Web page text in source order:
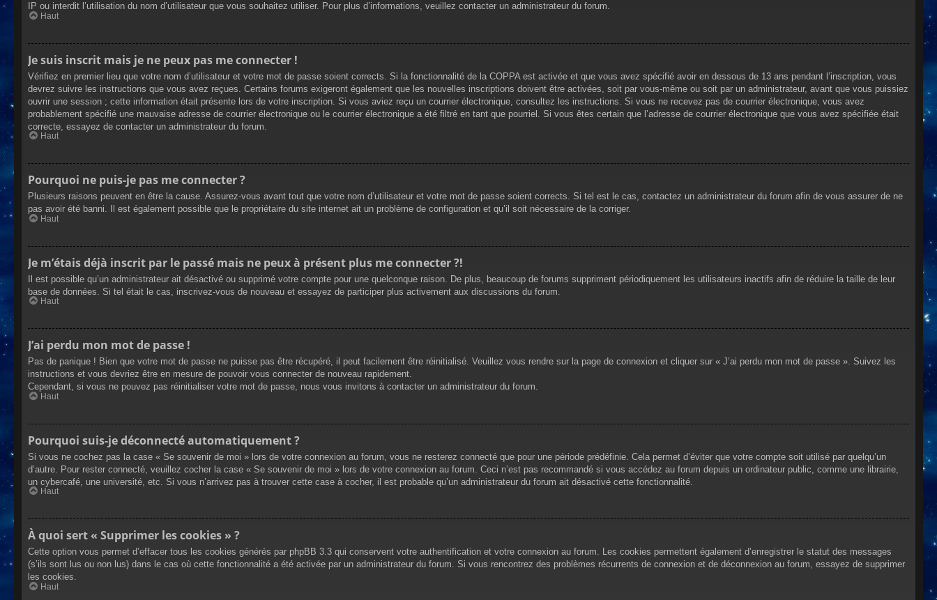
IP ou interdit l’utilisation du nom d’utilisateur que vous souhaitez utiliser. Pour plus d’informations, veuillez contacter un administrateur du forum.
Haut
Je suis inscrit mais je ne peux pas me connecter !
Vérifiez en premier lieu que votre nom d’utilisateur et votre mot de passe soient corrects. Si la fonctionnalité de la COPPA est activée et que vous avez spécifié avoir en dessous de 13 ans pendant l’inscription, vous
devrez suivre les instructions que vous avez reçues. Certains forums exigeront également que les nouvelles inscriptions doivent être activées, soit par vous-même ou soit par un administrateur, avant que vous puissiez
ouvrir une session ; cette information était présente lors de votre inscription. Si vous aviez reçu un courrier électronique, consultez les instructions. Si vous ne recevez pas de courrier électronique, vous avez
probablement spécifié une mauvaise adresse de courrier électronique ou le courrier électronique a été filtré en tant que pourriel. Si vous êtes certain que l’adresse de courrier électronique que vous avez spécifiée était
correcte, essayez de contacter un administrateur du forum.
Haut
Pourquoi ne puis-je pas me connecter ?
Plusieurs raisons peuvent en être la cause. Assurez-vous avant tout que votre nom d’utilisateur et votre mot de passe soient corrects. Si tel est le cas, contactez un administrateur du forum afin de vous assurer de ne
pas avoir été banni. Il est également possible que le propriétaire du site internet ait un problème de configuration et qu’il soit nécessaire de la corriger.
Haut
Je m’étais déjà inscrit par le passé mais ne peux à présent plus me connecter ?!
Il est possible qu’un administrateur ait désactivé ou supprimé votre compte pour une quelconque raison. De plus, beaucoup de forums suppriment périodiquement les utilisateurs inactifs afin de réduire la taille de leur
base de données. Si tel était le cas, inscrivez-vous de nouveau et essayez de participer plus activement aux discussions du forum.
Haut
J’ai perdu mon mot de passe !
Pas de panique ! Bien que votre mot de passe ne puisse pas être récupéré, il peut facilement être réinitialisé. Veuillez vous rendre sur la page de connexion et cliquer sur « J’ai perdu mon mot de passe ». Suivez les
instructions et vous devriez être en mesure de pouvoir vous connecter de nouveau rapidement.
Cependant, si vous ne pouvez pas réinitialiser votre mot de passe, nous vous invitons à contacter un administrateur du forum.
Haut
Pourquoi suis-je déconnecté automatiquement ?
Si vous ne cochez pas la case « Se souvenir de moi » lors de votre connexion au forum, vous ne resterez connecté que pour une période prédéfinie. Cela permet d’éviter que votre compte soit utilisé par quelqu’un
d’autre. Pour rester connecté, veuillez cocher la case « Se souvenir de moi » lors de votre connexion au forum. Ceci n’est pas recommandé si vous accédez au forum depuis un ordinateur public, comme une librairie,
un cybercafé, une université, etc. Si vous n’arrivez pas à trouver cette case à cocher, il est probable qu’un administrateur du forum ait désactivé cette fonctionnalité.
Haut
À quoi sert « Supprimer les cookies » ?
Cette option vous permet d’effacer tous les cookies générés par phpBB 3.3 qui conservent votre authentification et votre connexion au forum. Les cookies permettent également d’enregistrer le statut des messages
(s’ils sont lus ou non lus) dans le cas où cette fonctionnalité a été activée par un administrateur du forum. Si vous rencontrez des problèmes récurrents de connexion et de déconnexion au forum, essayez de supprimer
les cookies.
Haut